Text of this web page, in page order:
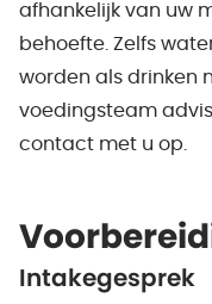
afhankelijk van uw
behoefte. Zelfs
worden als drinken
voedingsteam
contact met u op.
Intakegesprek